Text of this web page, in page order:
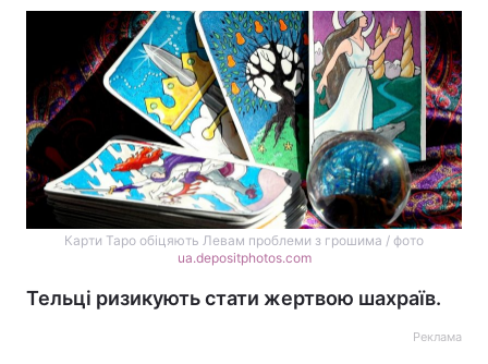
Карти Таро обіцяють Левам проблеми з грошима / фото
ua.depositphotos.com
Тельці ризикують стати жертвою шахраїв.
Реклама